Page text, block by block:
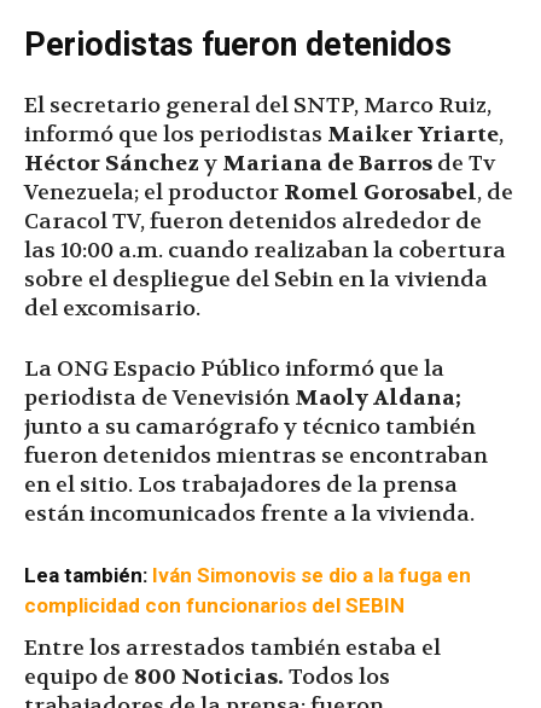
Periodistas fueron detenidos
El secretario general del SNTP, Marco Ruiz,
informó que los periodistas Maiker Yriarte,
Héctor Sánchez y Mariana de Barros de Tv
Venezuela; el productor Romel Gorosabel, de
Caracol TV, fueron detenidos alrededor de
las 10:00 a.m. cuando realizaban la cobertura
sobre el despliegue del Sebin en la vivienda
del excomisario.
La ONG Espacio Público informó que la
periodista de Venevisión Maoly Aldana;
junto a su camarógrafo y técnico también
fueron detenidos mientras se encontraban
en el sitio. Los trabajadores de la prensa
están incomunicados frente a la vivienda.
Lea también: Iván Simonovis se dio a la fuga en
complicidad con funcionarios del SEBIN
Entre los arrestados también estaba el
equipo de 800 Noticias. Todos los